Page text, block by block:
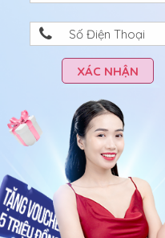
thiết để có được
khác nhau tùy vào vị
bình thường, còn đối
dụng trong trường hợp
XÁC NHẬN